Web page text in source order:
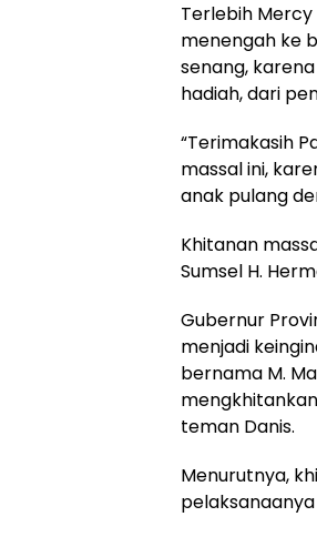
Terlebih
menengah ke
senang,
hadiah, dari
“Terimakasih
massal ini,
anak pulang
Khitanan
Sumsel H.
Gubernur
menjadi
bernama M.
teman Danis.
Menurutnya,